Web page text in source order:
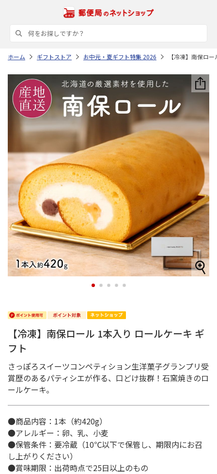
ホーム ギフトストア お中元・夏ギフト特集 2026 【冷凍】南保ロ
1 2 3 4 5
【冷凍】南保ロール 1本入り ロールケーキ ギ
フト
さっぽろスイーツコンペティション生洋菓子グランプリ受
賞歴のあるパティシエが作る、口どけ抜群！石窯焼きのロ
ールケーキ。
●商品内容：1本（約420g）
●アレルギー：卵、乳、小麦
●保管条件：要冷蔵（10℃以下で保管し、期限内にお召
し上がりください）
●賞味期限：出荷時点で25日以上のもの